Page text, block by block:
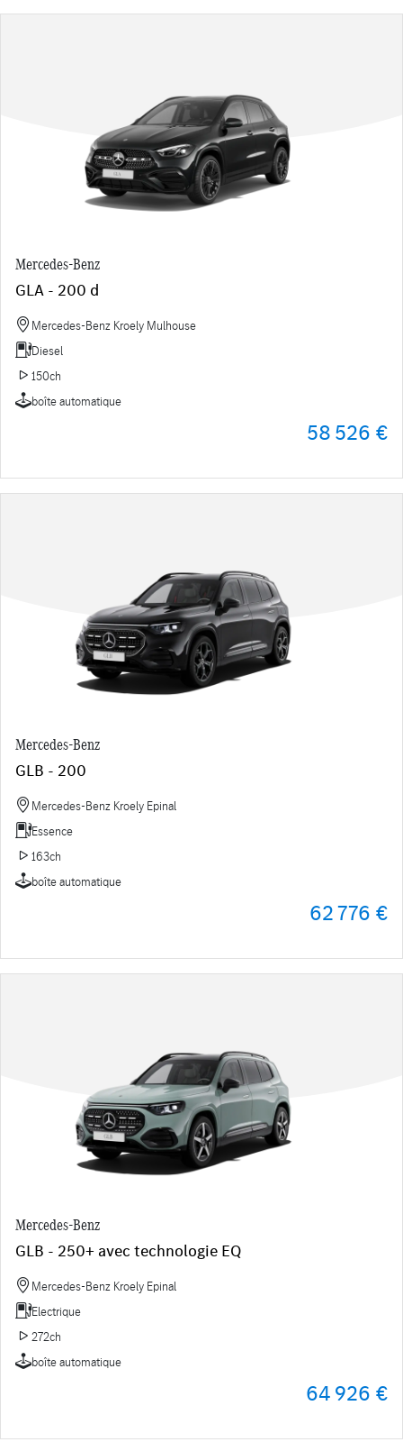
Mercedes-Benz
GLA - 200 d
Mercedes-Benz Kroely Mulhouse
Diesel
150ch
boîte automatique
58 526 €
Mercedes-Benz
GLB - 200
Mercedes-Benz Kroely Epinal
Essence
163ch
boîte automatique
62 776 €
Mercedes-Benz
GLB - 250+ avec technologie EQ
Mercedes-Benz Kroely Epinal
Electrique
272ch
boîte automatique
64 926 €